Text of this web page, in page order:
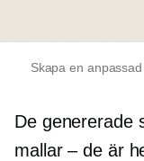
Skapa en
De genererade
mallar – de är